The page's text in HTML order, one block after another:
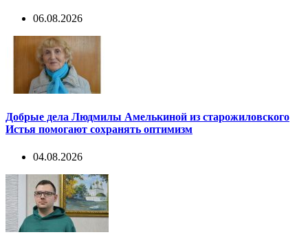
06.08.2026
Добрые дела Людмилы Амелькиной из старожиловского
Истья помогают сохранять оптимизм
04.08.2026